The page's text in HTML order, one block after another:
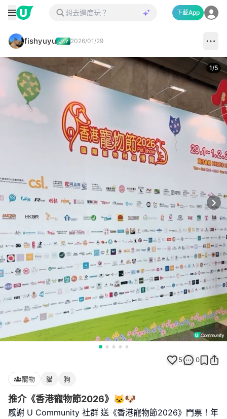
下載App
fishyuyu 2026/01/29
1/5
5 0
寵物 貓 狗
推介《香港寵物節2026》🐱🐶
感謝 U Community 社群 送《香港寵物節2026》門票！年